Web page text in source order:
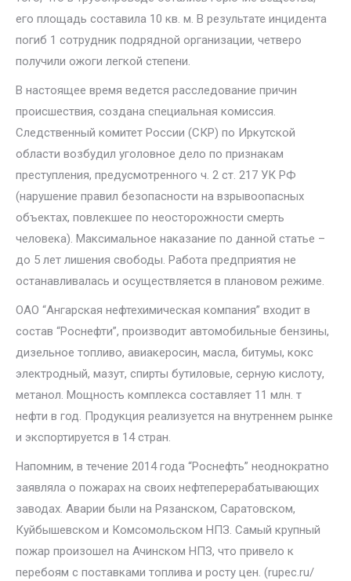
его площадь составила 10 кв. м. В результате инцидента
погиб 1 сотрудник подрядной организации, четверо
получили ожоги легкой степени.
В настоящее время ведется расследование причин
происшествия, создана специальная комиссия.
Следственный комитет России (СКР) по Иркутской
области возбудил уголовное дело по признакам
преступления, предусмотренного ч. 2 ст. 217 УК РФ
(нарушение правил безопасности на взрывоопасных
объектах, повлекшее по неосторожности смерть
человека). Максимальное наказание по данной статье –
до 5 лет лишения свободы. Работа предприятия не
останавливалась и осуществляется в плановом режиме.
ОАО “Ангарская нефтехимическая компания” входит в
состав “Роснефти”, производит автомобильные бензины,
дизельное топливо, авиакеросин, масла, битумы, кокс
электродный, мазут, спирты бутиловые, серную кислоту,
метанол. Мощность комплекса составляет 11 млн. т
нефти в год. Продукция реализуется на внутреннем рынке
и экспортируется в 14 стран.
Напомним, в течение 2014 года “Роснефть” неоднократно
заявляла о пожарах на своих нефтеперерабатывающих
заводах. Аварии были на Рязанском, Саратовском,
Куйбышевском и Комсомольском НПЗ. Самый крупный
пожар произошел на Ачинском НПЗ, что привело к
перебоям с поставками топлива и росту цен. (rupec.ru/